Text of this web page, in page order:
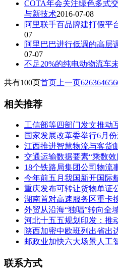
COTA年会关注绿色多式
与新技术2016-07-08
阿里联手百品牌建打假平
07
阿里巴巴进行低调的高层
07-07
不足20%的纯电动物流车
共有100页首页 上一页62636465
相关推荐
工信部等四部门发文推动
国家发展改革委举行6月
江西推进智慧物流与客货
交通运输数据要素“乘数效
18个铁路局集团公司物流
今年前五月我国新开国际
重庆发布可转让货物单证
湖南首对高速服务区重卡
外贸从沿海“独唱”转向全
河北十五五规划印发：推
陕西加密中欧班列出省出
邮政业加快六大场景人工
联系方式